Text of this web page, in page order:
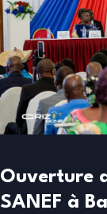
Ouverture
SANEF à